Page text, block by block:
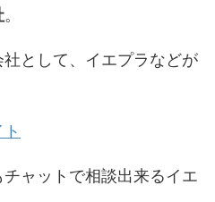
。
として、イエプラなどが
ャットで相談出来るイエ